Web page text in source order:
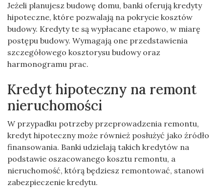
Jeżeli planujesz budowę domu, banki oferują kredyty
hipoteczne, które pozwalają na pokrycie kosztów
budowy. Kredyty te są wypłacane etapowo, w miarę
postępu budowy. Wymagają one przedstawienia
szczegółowego kosztorysu budowy oraz
harmonogramu prac.
Kredyt hipoteczny na remont
nieruchomości
W przypadku potrzeby przeprowadzenia remontu,
kredyt hipoteczny może również posłużyć jako źródło
finansowania. Banki udzielają takich kredytów na
podstawie oszacowanego kosztu remontu, a
nieruchomość, którą będziesz remontować, stanowi
zabezpieczenie kredytu.